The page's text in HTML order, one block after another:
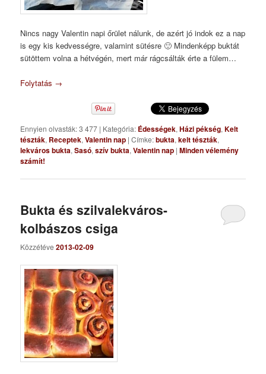
Nincs nagy Valentin napi őrület nálunk, de azért jó indok ez a nap
is egy kis kedvességre, valamint sütésre 🙂 Mindenképp buktát
sütöttem volna a hétvégén, mert már rágcsálták érte a fülem…
Folytatás →
Ennyien olvasták: 3 477 | Kategória: Édességek,Házi pékség,Kelt
tészták, Receptek,Valentin nap |Címke:bukta,kelt tészták,
lekváros bukta,Sasó,szív bukta,Valentin nap |Minden vélemény
számít!
Bukta és szilvalekváros-
kolbászos csiga
Közzétéve2013-02-09